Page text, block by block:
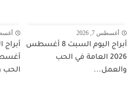
أغسطس 7, 2026
أبراج اليوم السبت 8 أغسطس
2026 العامة في الحب
والعمل...
أغسطس
الحب